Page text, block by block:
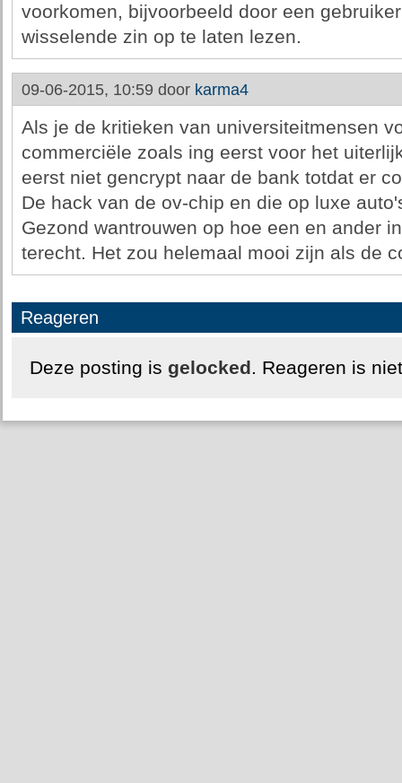
voorkomen, bijvoorbeeld door een
wisselende zin op te laten lezen.
09-06-2015, 10:59 door karma4
Als je de kritieken van universiteitmensen
commerciële zoals ing eerst voor het
eerst niet gencrypt naar de bank totdat er
De hack van de ov-chip en die op luxe
Gezond wantrouwen op hoe een en ander
terecht. Het zou helemaal mooi zijn als de
Reageren
Deze posting is gelocked. Reageren is